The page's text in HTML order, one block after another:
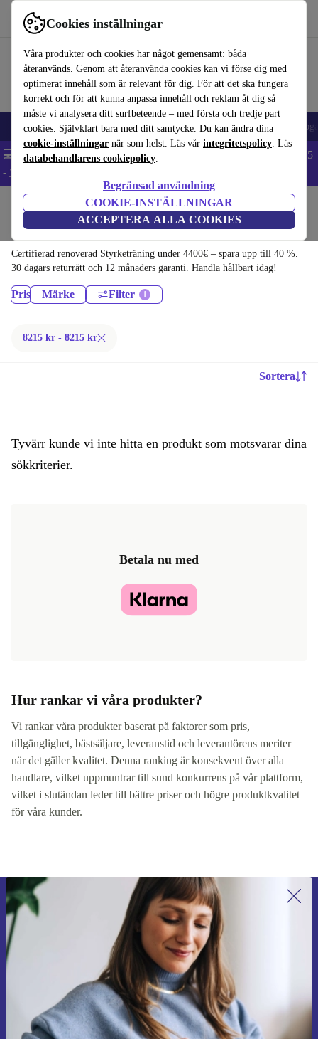
Cookies inställningar
Våra produkter och cookies har något gemensamt: båda
återanvänds. Genom att återanvända cookies kan vi förse dig med
optimerat innehåll som är relevant för dig. För att det ska fungera
korrekt och för att kunna anpassa innehåll och reklam åt dig så
måste vi analysera ditt surfbeteende – med första och tredje part
cookies. Självklart bara med ditt samtycke. Du kan ändra dina
cookie-inställningar när som helst. Läs vår integritetspolicy. Läs
databehandlarens cookiepolicy.
Begränsad användning
COOKIE-INSTÄLLNINGAR
ACCEPTERA ALLA COOKIES
Använd refurbed snabbt och enkelt
🎒 Back to school Elektronik Hushåll Kök Sport Elcykel Yoga
💻 Extra 5% rabatt på alla MacBooks och laptops - Code: LAPTOP5
- Villkor
Träningsutrustning
Styrketräning:
Certifierad renoverad Styrketräning under 4400€ – spara upp till 40 %.
30 dagars returrätt och 12 månaders garanti. Handla hållbart idag!
Pris Märke Filter
8215 kr - 8215 kr
Sortera
Tyvärr kunde vi inte hitta en produkt som motsvarar dina
sökkriterier.
Betala nu med
Hur rankar vi våra produkter?
Vi rankar våra produkter baserat på faktorer som pris,
tillgänglighet, bästsäljare, leveranstid och leverantörens meriter
när det gäller kvalitet. Denna ranking är konsekvent över alla
handlare, vilket uppmuntrar till sund konkurrens på vår plattform,
vilket i slutändan leder till bättre priser och högre produktkvalitet
för våra kunder.
Anmäl dig till vårt nyhetsbrev för
första gången och spara 200 kr!
Missa aldrig ett erbjudande igen.
Begär kupong